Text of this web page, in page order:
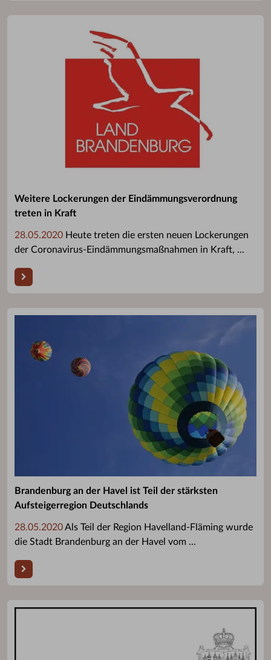
Weitere Lockerungen der Eindämmungsverordnung
treten in Kraft
28.05.2020 Heute treten die ersten neuen Lockerungen
der Coronavirus-Eindämmungsmaßnahmen in Kraft, ...
Brandenburg an der Havel ist Teil der stärksten
Aufsteigerregion Deutschlands
28.05.2020Als Teil der Region Havelland-Fläming wurde
die Stadt Brandenburg an der Havel vom ...